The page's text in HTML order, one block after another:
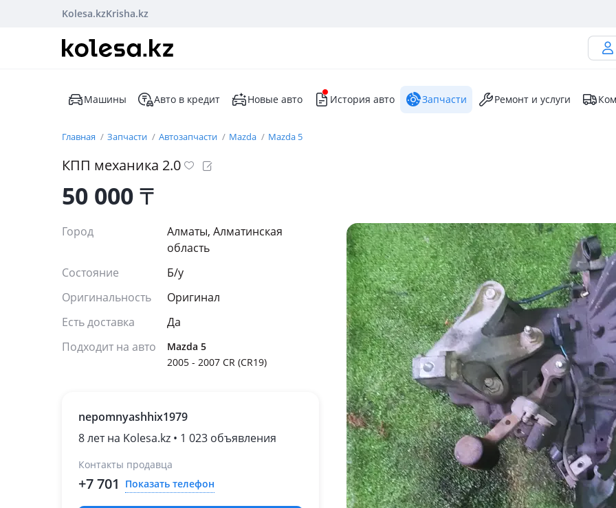
Kolesa.kzKrisha.kz
Машины Авто в кредит Новые авто История авто Запчасти Ремонт и услуги
Главная Запчасти Автозапчасти Mazda Mazda 5
КПП механика 2.0
50 000₸
Город
Алматы, Алматинская
область
Состояние
Б/y
Оригинальность
Оригинал
Есть доставка
Да
Подходит на авто
Mazda 5
2005 - 2007 CR (CR19)
nepomnyashhix1979
8 лет на Kolesa.kz • 1 023 объявления
Контакты продавца
+7 701 Показать телефон